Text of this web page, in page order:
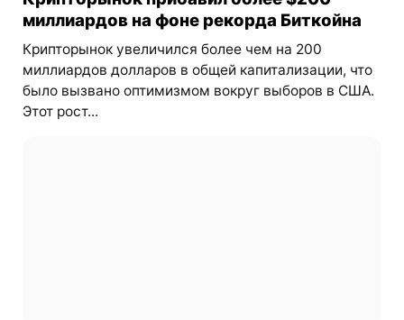
миллиардов на фоне рекорда Биткойна
Крипторынок увеличился более чем на 200
миллиардов долларов в общей капитализации, что
было вызвано оптимизмом вокруг выборов в США.
Этот рост...